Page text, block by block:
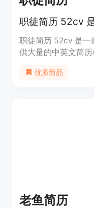
职徒简历 52cv 是一
供大量的中英文简
测、导师辅导等功
优质新品
老鱼简历